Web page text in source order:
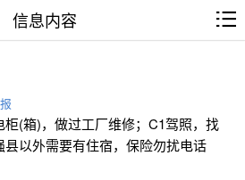
信息内容
(箱)，做过工厂维修；C1驾照，找
以外需要有住宿，保险勿扰电话